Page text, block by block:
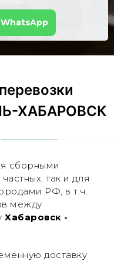
ХАБАРОВСК
сборными
так и для
РФ, в т.ч.
между
Хабаровск -
доставку